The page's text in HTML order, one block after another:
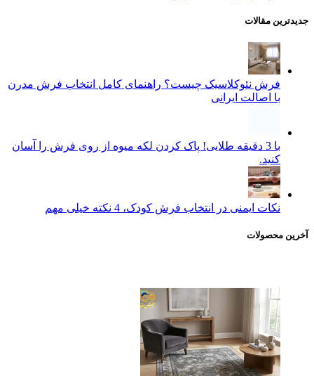
جدیدترین مقالات
فرش نئوکلاسیک چیست؟ راهنمای کامل انتخاب فرش مدرن
با اصالت ایرانی
با 3 دقیقه طلایی! پاک کردن لکه میوه از روی فرش را آسان
کنید.
نکات ایمنی در انتخاب فرش کودک، 4 نکته خیلی مهم
آخرین محصولات